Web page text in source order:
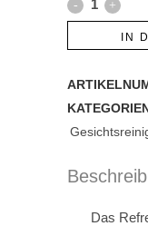
Refreshing
quantity
IN
Das